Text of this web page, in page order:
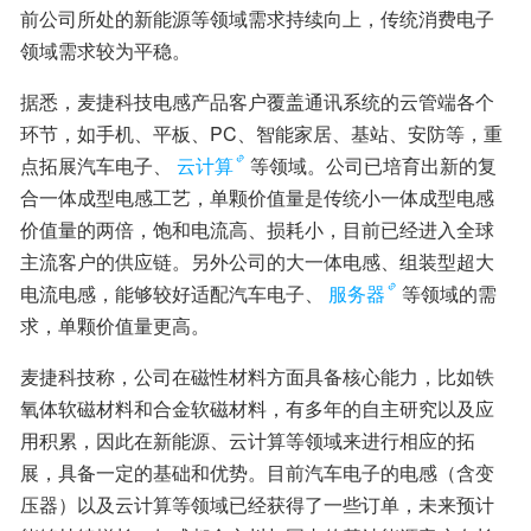
前公司所处的新能源等领域需求持续向上，传统消费电子
领域需求较为平稳。
据悉，麦捷科技电感产品客户覆盖通讯系统的云管端各个
环节，如手机、平板、PC、智能家居、基站、安防等，重
点拓展汽车电子、
云计算
等领域。公司已培育出新的复
合一体成型电感工艺，单颗价值量是传统小一体成型电感
价值量的两倍，饱和电流高、损耗小，目前已经进入全球
主流客户的供应链。另外公司的大一体电感、组装型超大
电流电感，能够较好适配汽车电子、
服务器
等领域的需
求，单颗价值量更高。
麦捷科技称，公司在磁性材料方面具备核心能力，比如铁
氧体软磁材料和合金软磁材料，有多年的自主研究以及应
用积累，因此在新能源、云计算等领域来进行相应的拓
展，具备一定的基础和优势。目前汽车电子的电感（含变
压器）以及云计算等领域已经获得了一些订单，未来预计